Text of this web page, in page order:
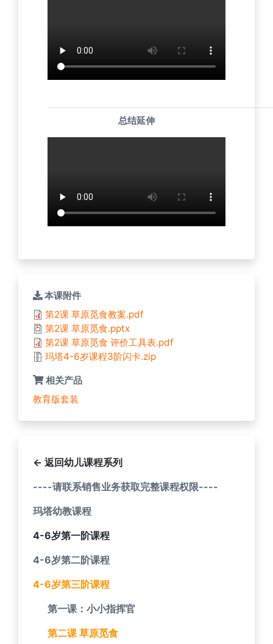
总结延伸
本课附件
第2课 草原觅食教案.pdf
第2课 草原觅食.pptx
第2课 草原觅食 评价工具表.pdf
玛塔4-6岁课程3阶闪卡.zip
相关产品
教育版套装
← 返回幼儿课程系列
----请联系销售业务获取完整课程权限----
玛塔幼教课程
4-6岁第一阶课程
4-6岁第二阶课程
4-6岁第三阶课程
第一课：小小指挥官
第二课 草原觅食